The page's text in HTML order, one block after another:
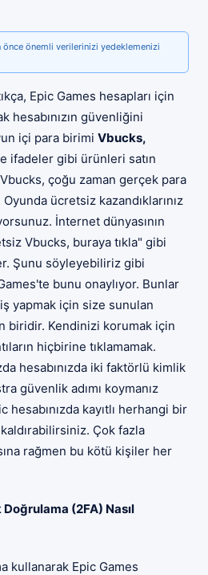
önce önemli verilerinizi yedeklemenizi
Epic Games hesapları için
hesabınızın güvenliğini
içi para birimi Vbucks,
ifadeler gibi ürünleri satın
çoğu zaman gerçek para
ücretsiz kazandıklarınız
İnternet dünyasının
Vbucks, buraya tıkla" gibi
Şunu söyleyebiliriz gibi
bunu onaylıyor. Bunlar
yapmak için size sunulan
biridir. Kendinizi korumak için
hiçbirine tıklamamak.
hesabınızda iki faktörlü kimlik
güvenlik adımı koymanız
hesabınızda kayıtlı herhangi bir
Çok fazla
rağmen bu kötü kişiler her
(2FA) Nasıl
kullanarak Epic Games